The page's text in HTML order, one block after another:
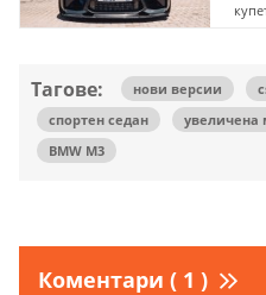
Тагове: нови версии
спортен седан
увеличена
BMW M3
Коментари ( 1 )